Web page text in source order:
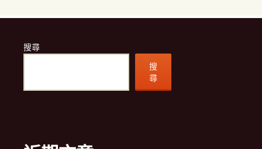
搜尋
搜
尋